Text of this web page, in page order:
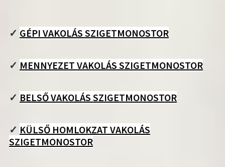
✓ GÉPI VAKOLÁS SZIGETMONOSTOR
✓ MENNYEZET VAKOLÁS SZIGETMONOSTOR
✓ BELSŐ VAKOLÁS SZIGETMONOSTOR
✓ KÜLSŐ HOMLOKZAT VAKOLÁS
SZIGETMONOSTOR